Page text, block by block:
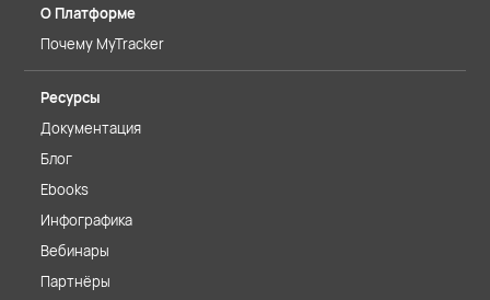
О Платформе
Почему MyTracker
Ресурсы
Документация
Блог
Ebooks
Инфографика
Вебинары
Партнёры